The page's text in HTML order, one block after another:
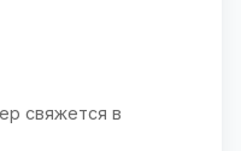
свяжется в